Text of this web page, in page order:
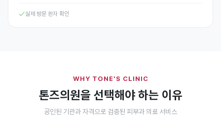
실제 방문 환자 확인
WHY TONE'S CLINIC
톤즈의원을 선택해야 하는 이유
공인된 기관과 자격으로 검증된 피부과 의료 서비스